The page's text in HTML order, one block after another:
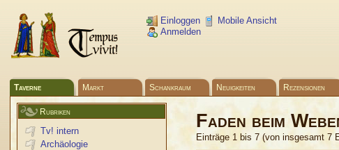
Einloggen
Anmelden
Mobile Ansicht
Taverne Markt Schankraum Neuigkeiten Rezensionen
Rubriken
Tv! intern
Archäologie
Faden beim
Einträge 1 bis 7 (von insgesamt 7